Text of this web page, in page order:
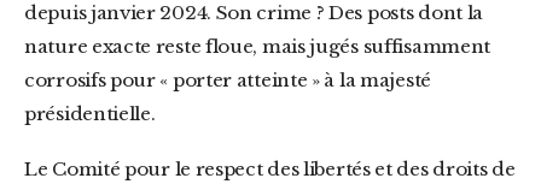
depuis janvier 2024. Son crime ? Des posts dont la
nature exacte reste floue, mais jugés suffisamment
corrosifs pour « porter atteinte » à la majesté
présidentielle.
Le Comité pour le respect des libertés et des droits de